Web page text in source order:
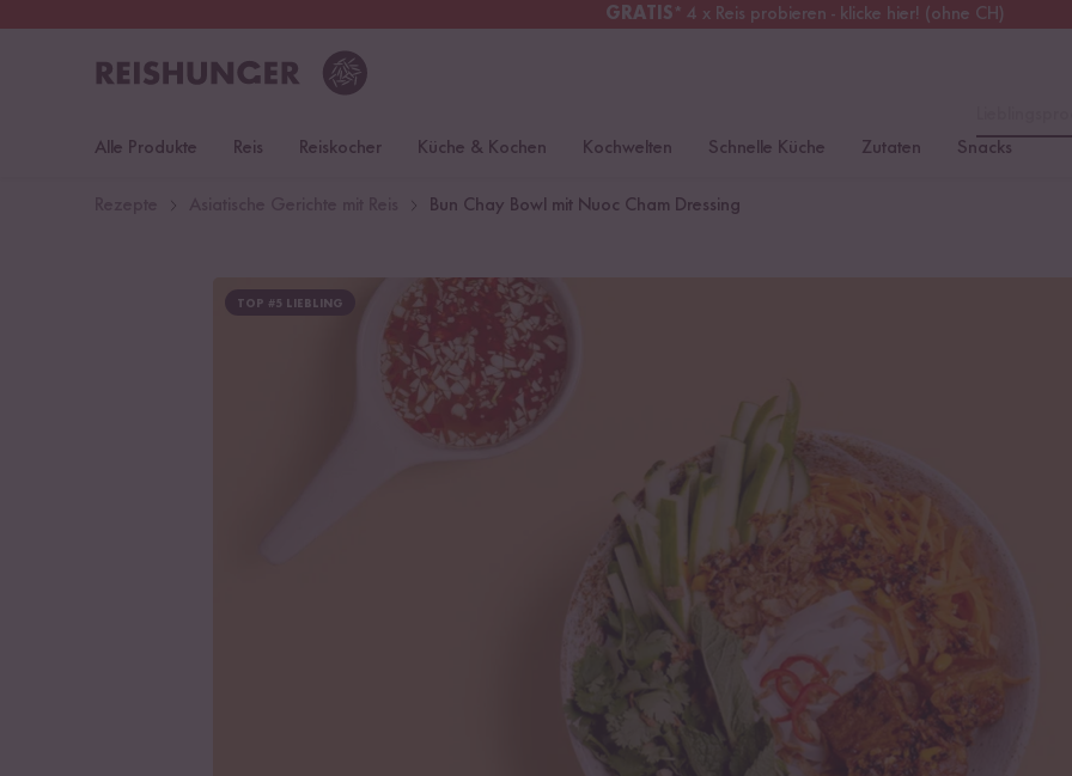
GRATIS* 4 x Reis probieren - klicke hier! (ohne CH)
Kostenloser Versand
Alle Produkte
Reis Reiskocher Küche & Kochen Kochwelten Schnelle Küche Zutaten Snacks
Bun Chay Bowl mit Nuoc Cham Dressing
TOP #5 LIEBLING